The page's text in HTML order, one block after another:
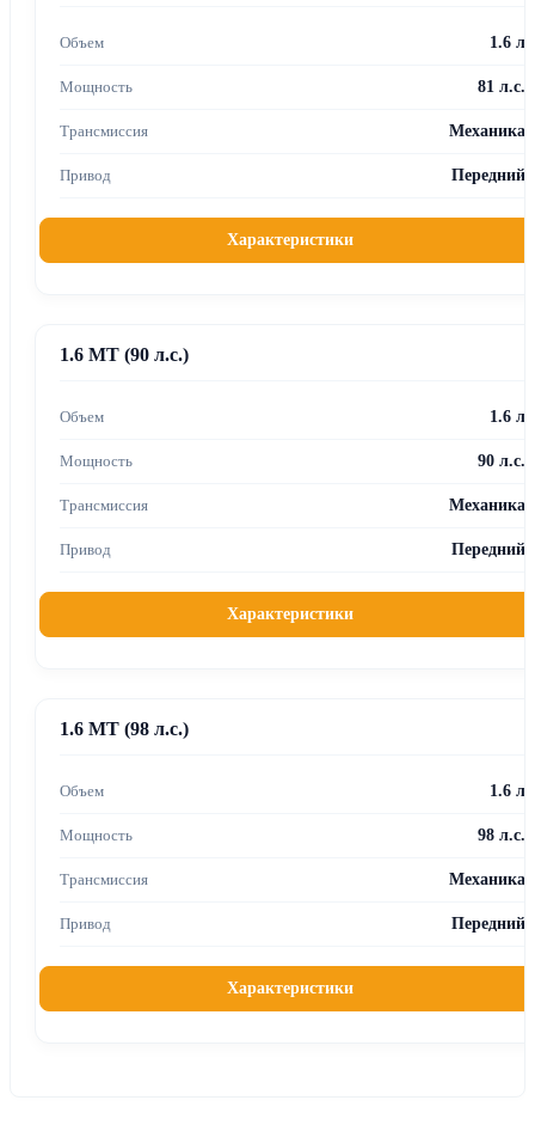
1.6 л
81 л.с.
Механика
Передний
Характеристики
1.6 MT (90 л.с.)
1.6 л
90 л.с.
Механика
Передний
Характеристики
1.6 MT (98 л.с.)
1.6 л
98 л.с.
Механика
Передний
Характеристики